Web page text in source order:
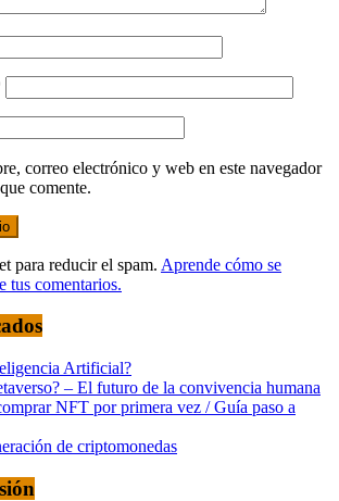
correo electrónico y web en este navegador
comente.
para reducir el spam. Aprende cómo se
tus comentarios.
Artificial?
– El futuro de la convivencia humana
NFT por primera vez / Guía paso a
de criptomonedas